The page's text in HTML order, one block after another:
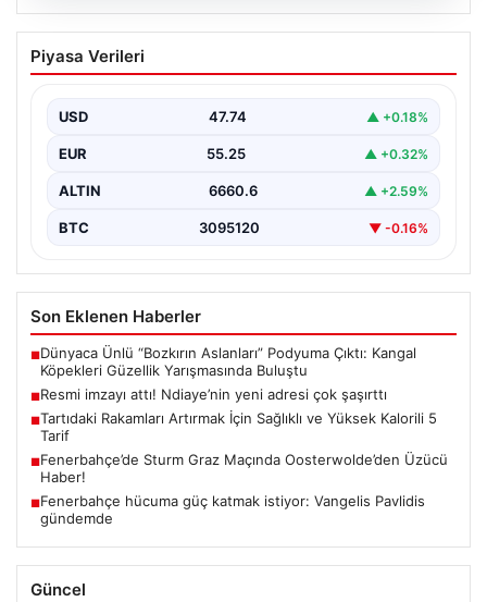
07.08.2026
Resmi imzayı attı! Ndiaye’nin yeni
adresi çok şaşırttı
Piyasa Verileri
USD 47.74 ▲ +0.18%
EUR 55.25 ▲ +0.32%
ALTIN 6660.6 ▲ +2.59%
BTC 3095120 ▼ -0.16%
Son Eklenen Haberler
■Dünyaca Ünlü “Bozkırın Aslanları” Podyuma Çıktı: Kangal
Köpekleri Güzellik Yarışmasında Buluştu
■Resmi imzayı attı! Ndiaye’nin yeni adresi çok şaşırttı
■Tartıdaki Rakamları Artırmak İçin Sağlıklı ve Yüksek Kalorili 5
Tarif
■Fenerbahçe’de Sturm Graz Maçında Oosterwolde’den Üzücü
Haber!
■Fenerbahçe hücuma güç katmak istiyor: Vangelis Pavlidis
gündemde
Güncel